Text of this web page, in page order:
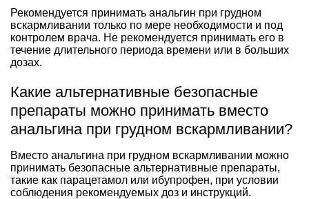
Рекомендуется принимать анальгин при грудном
вскармливании только по мере необходимости и под
контролем врача. Не рекомендуется принимать его в
течение длительного периода времени или в больших
дозах.
Какие альтернативные безопасные
препараты можно принимать вместо
анальгина при грудном вскармливании?
Вместо анальгина при грудном вскармливании можно
принимать безопасные альтернативные препараты,
такие как парацетамол или ибупрофен, при условии
соблюдения рекомендуемых доз и инструкций.